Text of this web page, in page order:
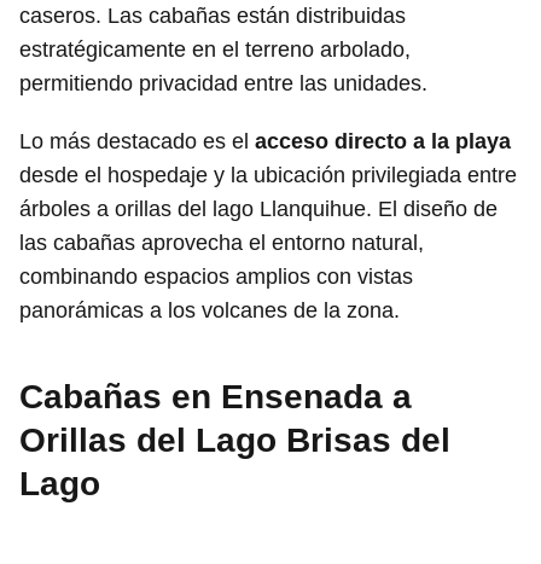
caseros. Las cabañas están distribuidas
estratégicamente en el terreno arbolado,
permitiendo privacidad entre las unidades.
Lo más destacado es el acceso directo a la playa
desde el hospedaje y la ubicación privilegiada entre
árboles a orillas del lago Llanquihue. El diseño de
las cabañas aprovecha el entorno natural,
combinando espacios amplios con vistas
panorámicas a los volcanes de la zona.
Cabañas en Ensenada a
Orillas del Lago Brisas del
Lago